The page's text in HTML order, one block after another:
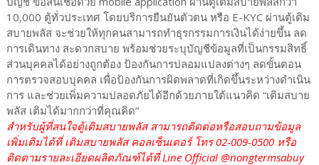
10,000 ตู้ทั่วประเทศ โดยบริการยืนยันตัวตน หรือ E-KYC ผ่านตู้เติม
สบายพลัส จะช่วยให้ทุกคนสามารถทำธุรกรรมการเงินได้ง่ายขึ้น ลด
การเดินทาง สะดวกสบาย พร้อมช่วยระบุบัญชีข้อมูลที่เป็นกรรมสิทธิ์
ส่วนบุคคลได้อย่างถูกต้อง ป้องกันการปลอมแปลงต่างๆ ลดขั้นตอน
การตรวจสอบบุคคล เพื่อป้องกันการผิดพลาดที่เกิดขึ้นระหว่างดำเนิน
การ และช่วยเพิ่มความปลอดภัยได้อีกด้วยภายใต้แนวคิด “เติมสบาย
พลัส เติมได้มากกว่าที่คุณคิด”
สำหรับผู้ที่สนใจตู้เติมสบายพลัส สามารถติดต่อหรือสอบถามข้อมูล
เพิ่มเติมได้ที่ เติมสบายพลัส คอลเซ็นเตอร์ โทร 02-009-0500 หรือ
ติดตามรายละเอียดผลิตภัณฑ์ได้ที่ Line Official @nongtermsabuy